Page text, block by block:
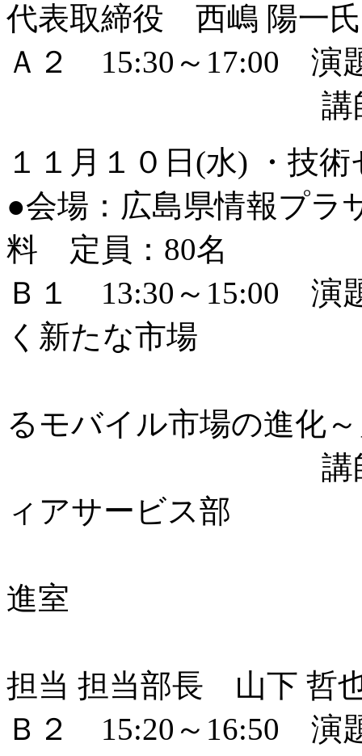
代表取締役 西嶋 陽一氏
Ａ２ 15:30～17:00 演
講師：公認
１１月１０日(水) ・技
●会場：広島県情報プ
料 定員：80名
Ｂ１ 13:30～15:00 演
く新たな市場
るモバイル市場の進化
講師：(株
ィアサービス部
進室
担当 担当部長 山下 哲
Ｂ２ 15:20～16:50 演